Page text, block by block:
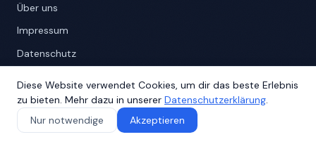
Über uns
Impressum
Datenschutz
NEWSLETTER
Neue Ratgeber und Updates direkt in dein Postfach.
Diese Website verwendet Cookies, um dir das beste Erlebnis
zu bieten. Mehr dazu in unserer Datenschutzerklärung.
Nur notwendige
Akzeptieren